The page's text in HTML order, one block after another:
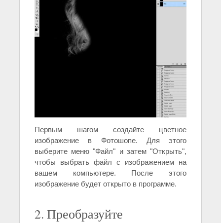
Первым шагом создайте цветное
изображение в Фотошопе. Для этого
выберите меню "Файл" и затем "Открыть",
чтобы выбрать файл с изображением на
вашем компьютере. После этого
изображение будет открыто в программе.
2. Преобразуйте